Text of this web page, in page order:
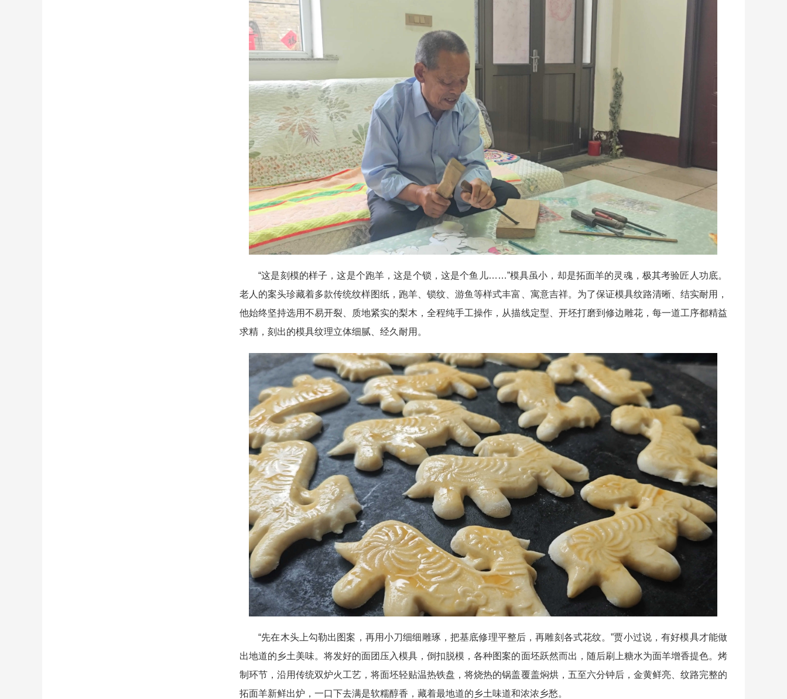
“这是刻模的样子，这是个跑羊，这是个锁，这是个鱼儿……”模具虽小，却是拓面羊的灵魂，极其考验匠人功底。
老人的案头珍藏着多款传统纹样图纸，跑羊、锁纹、游鱼等样式丰富、寓意吉祥。为了保证模具纹路清晰、结实耐用，
他始终坚持选用不易开裂、质地紧实的梨木，全程纯手工操作，从描线定型、开坯打磨到修边雕花，每一道工序都精益
求精，刻出的模具纹理立体细腻、经久耐用。
“先在木头上勾勒出图案，再用小刀细细雕琢，把基底修理平整后，再雕刻各式花纹。”贾小过说，有好模具才能做
出地道的乡土美味。将发好的面团压入模具，倒扣脱模，各种图案的面坯跃然而出，随后刷上糖水为面羊增香提色。烤
制环节，沿用传统双炉火工艺，将面坯轻贴温热铁盘，将烧热的锅盖覆盖焖烘，五至六分钟后，金黄鲜亮、纹路完整的
拓面羊新鲜出炉，一口下去满是软糯醇香，藏着最地道的乡土味道和浓浓乡愁。